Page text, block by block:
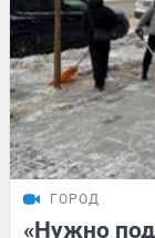
ГОРОД
«Нужно